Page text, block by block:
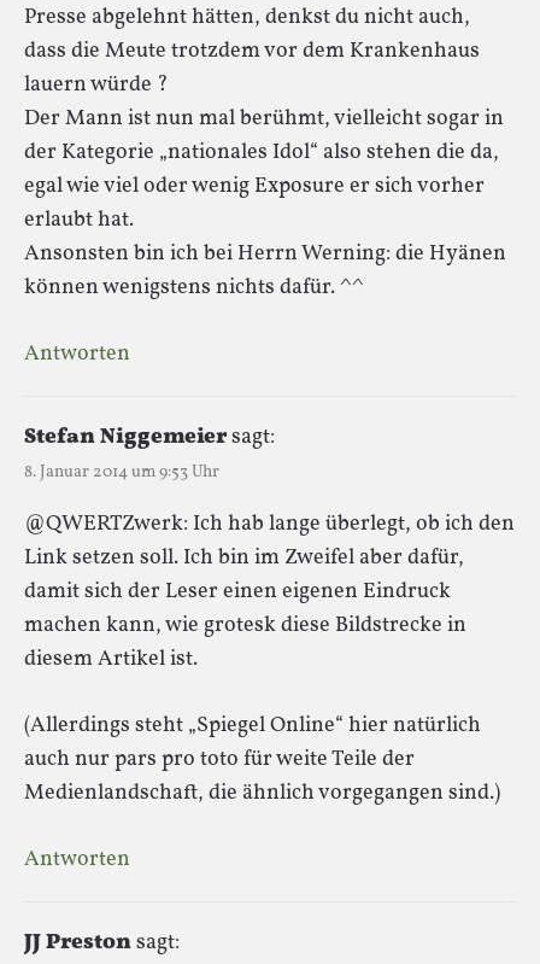
Presse abgelehnt hätten, denkst du nicht auch,
dass die Meute trotzdem vor dem Krankenhaus
lauern würde ?
Der Mann ist nun mal berühmt, vielleicht sogar in
der Kategorie „nationales Idol“ also stehen die da,
egal wie viel oder wenig Exposure er sich vorher
erlaubt hat.
Ansonsten bin ich bei Herrn Werning: die Hyänen
können wenigstens nichts dafür. ^^
Antworten
Stefan Niggemeiersagt:
8. Januar 2014 um 9:53 Uhr
@QWERTZwerk: Ich hab lange überlegt, ob ich den
Link setzen soll. Ich bin im Zweifel aber dafür,
damit sich der Leser einen eigenen Eindruck
machen kann, wie grotesk diese Bildstrecke in
diesem Artikel ist.
(Allerdings steht „Spiegel Online“ hier natürlich
auch nur pars pro toto für weite Teile der
Medienlandschaft, die ähnlich vorgegangen sind.)
Antworten
JJ Prestonsagt: